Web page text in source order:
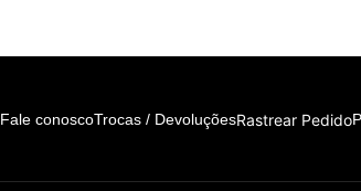
Fale conoscoTrocas / DevoluçõesRastrear Pedido